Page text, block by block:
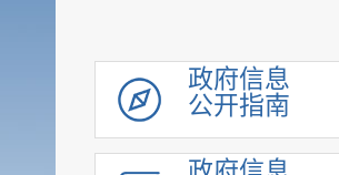
政府信息
公开指南
优化营商环境
脱贫攻坚
社会救助
社会福利